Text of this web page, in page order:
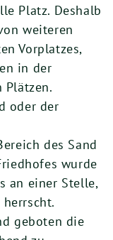
Platz. Deshalb
weiteren
Vorplatzes,
in der
Plätzen.
oder der
des Sand
wurde
an einer Stelle,
geboten die